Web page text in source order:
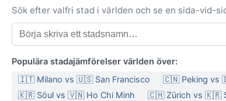
Sök efter valfri stad i världen och se en sida-vid-
Populära stadajämförelser världen över:
🇮🇹 Milano vs 🇺🇸 San Francisco 🇨🇳 Peking vs
🇰🇷 Söul vs 🇻🇳 Ho Chi Minh
🇨🇭 Zürich vs 🇰🇷